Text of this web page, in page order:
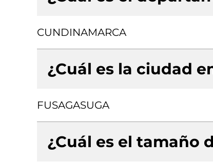
CUNDINAMARCA
¿Cuál es la ciudad
FUSAGASUGA
¿Cuál es el tamaño